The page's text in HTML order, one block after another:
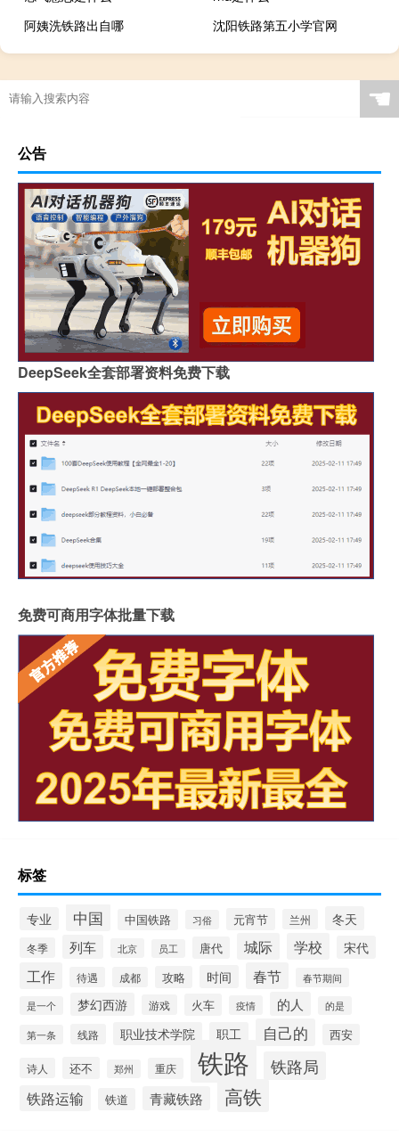
阿姨洗铁路出自哪
沈阳铁路第五小学官网
☚
公告
DeepSeek全套部署资料免费下载
免费可商用字体批量下载
标签
专业 中国 中国铁路 习俗 元宵节 兰州 冬天
冬季 列车 北京 员工 唐代 城际 学校 宋代
工作 待遇 成都 攻略 时间 春节 春节期间
是一个 梦幻西游 游戏 火车 疫情 的人 的是
第一条 线路 职业技术学院 职工 自己的 西安
诗人 还不 郑州 重庆 铁路 铁路局
铁路运输 铁道 青藏铁路 高铁